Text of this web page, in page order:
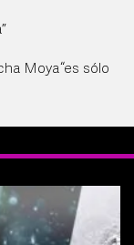
Moya “es sólo